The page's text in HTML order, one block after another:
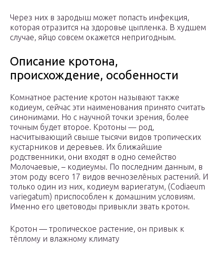
Через них в зародыш может попасть инфекция,
которая отразится на здоровье цыпленка. В худшем
случае, яйцо совсем окажется непригодным.
Описание кротона,
происхождение, особенности
Комнатное растение кротон называют также
кодиеум, сейчас эти наименования принято считать
синонимами. Но с научной точки зрения, более
точным будет второе. Кротоны — род,
насчитывающий свыше тысячи видов тропических
кустарников и деревьев. Их ближайшие
родственники, они входят в одно семейство
Молочаевые, – кодиеумы. По последним данным, в
этом роду всего 17 видов вечнозелёных растений. И
только один из них, кодиеум вариегатум, (Codiaeum
variegatum) приспособлен к домашним условиям.
Именно его цветоводы привыкли звать кротон.
Кротон — тропическое растение, он привык к
тёплому и влажному климату